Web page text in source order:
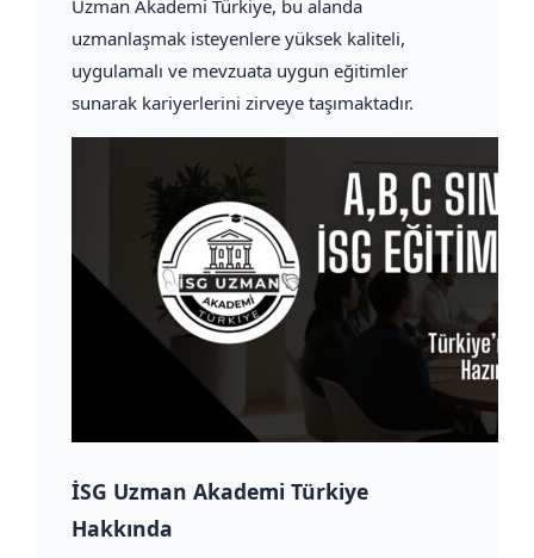
Uzman Akademi Türkiye, bu alanda
uzmanlaşmak isteyenlere yüksek kaliteli,
uygulamalı ve mevzuata uygun eğitimler
sunarak kariyerlerini zirveye taşımaktadır.
İSG Uzman Akademi Türkiye
Hakkında